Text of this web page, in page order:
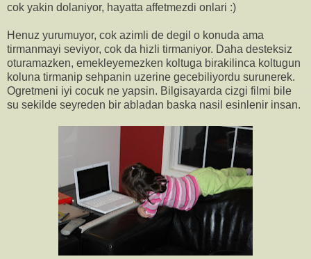
cok yakin dolaniyor, hayatta affetmezdi onlari :)
Henuz yurumuyor, cok azimli de degil o konuda ama
tirmanmayi seviyor, cok da hizli tirmaniyor. Daha desteksiz
oturamazken, emekleyemezken koltuga birakilinca koltugun
koluna tirmanip sehpanin uzerine gecebiliyordu surunerek.
Ogretmeni iyi cocuk ne yapsin. Bilgisayarda cizgi filmi bile
su sekilde seyreden bir abladan baska nasil esinlenir insan.